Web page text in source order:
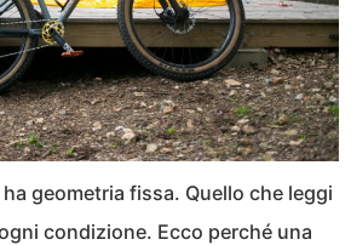
geometria fissa. Quello che leggi
condizione. Ecco perché una